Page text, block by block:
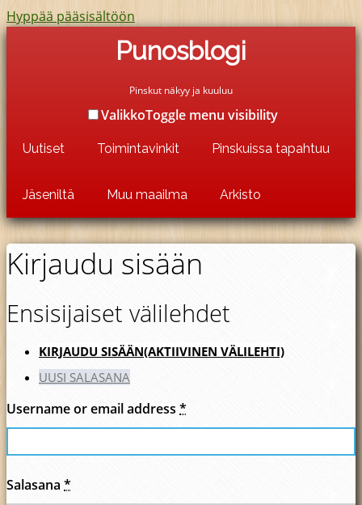
Hyppää pääsisältöön
Punosblogi
Pinskut näkyy ja kuuluu
ValikkoToggle menu visibility
Uutiset Toimintavinkit Pinskuissa tapahtuu
Jäseniltä Muu maailma Arkisto
Kirjaudu sisään
Ensisijaiset välilehdet
KIRJAUDU SISÄÄN(AKTIIVINEN VÄLILEHTI)
UUSI SALASANA
Username or email address *
Salasana *